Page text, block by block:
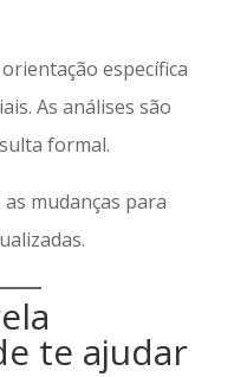
específica
As análises são
formal.
mudanças para
te ajudar